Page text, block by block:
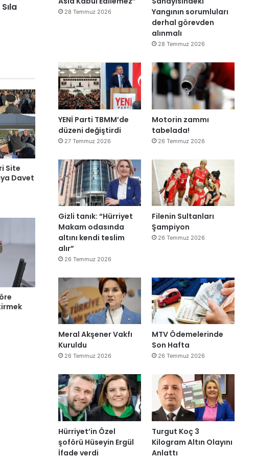
Site
Davet
28 Temmuz 2026
Yangının sorumluları
derhal görevden
alınmalı
28 Temmuz 2026
YENİ Parti TBMM’de
düzeni değiştirdi
27 Temmuz 2026
Motorin zammı
tabelada!
26 Temmuz 2026
Gizli tanık: “Hürriyet
Makam odasında
altını kendi teslim
alır”
26 Temmuz 2026
Filenin Sultanları
Şampiyon
26 Temmuz 2026
Meral Akşener Vakfı
Kuruldu
26 Temmuz 2026
MTV Ödemelerinde
Son Hafta
26 Temmuz 2026
Hürriyet’in Özel
şoförü Hüseyin Ergül
İfade verdi
Turgut Koç 3
Kilogram Altın Olayını
Anlattı